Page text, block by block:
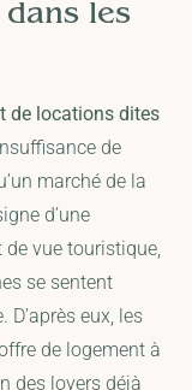
les
de locations dites
de
marché de la
d’une
vue touristique,
se sentent
eux, les
de logement à
des loyers déjà